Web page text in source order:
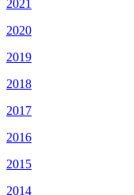
2021
2020
2019
2018
2017
2016
2015
2014